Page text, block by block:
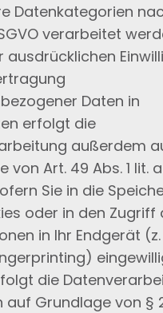
Datenkategorien
verarbeitet
ausdrücklichen
Daten in
erfolgt die
außerdem
von Art. 49 Abs. 1 lit. a
Sie in die
oder in den Zugriff
in Ihr Endgerät (z.
die
auf Grundlage von §